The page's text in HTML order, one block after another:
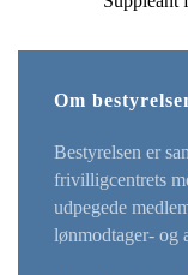
Om
Bestyrelsen er
frivilligcentrets
udpegede
lønmodtager- og